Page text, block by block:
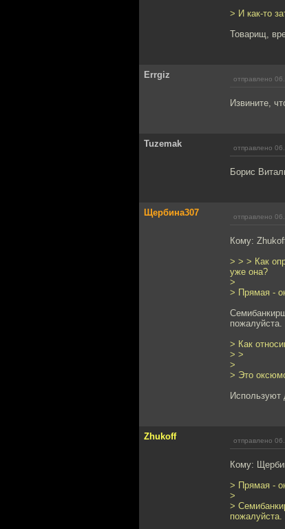
> И как-то
Товарищ,
Errgiz отправлено
Извините,
Tuzemak отправлено
Борис
Щербина307 отправлено
Кому:
> > > Как
уже она?
>
> Прямая -
пожалуйста.
> Как
> >
>
> Это
Используют
Zhukoff отправлено
Кому:
> Прямая -
>
>
пожалуйста.